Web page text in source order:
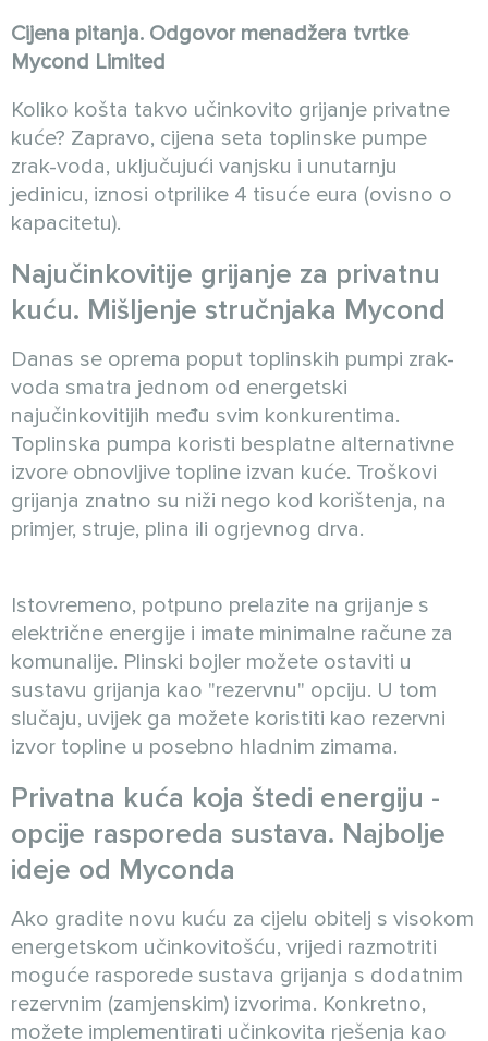
Cijena pitanja. Odgovor menadžera tvrtke
Mycond Limited
Koliko košta takvo učinkovito grijanje privatne
kuće? Zapravo, cijena seta toplinske pumpe
zrak-voda, uključujući vanjsku i unutarnju
jedinicu, iznosi otprilike 4 tisuće eura (ovisno o
kapacitetu).
Najučinkovitije grijanje za privatnu
kuću. Mišljenje stručnjaka Mycond
Danas se oprema poput toplinskih pumpi zrak-
voda smatra jednom od energetski
najučinkovitijih među svim konkurentima.
Toplinska pumpa koristi besplatne alternativne
izvore obnovljive topline izvan kuće. Troškovi
grijanja znatno su niži nego kod korištenja, na
primjer, struje, plina ili ogrjevnog drva.
Istovremeno, potpuno prelazite na grijanje s
električne energije i imate minimalne račune za
komunalije. Plinski bojler možete ostaviti u
sustavu grijanja kao "rezervnu" opciju. U tom
slučaju, uvijek ga možete koristiti kao rezervni
izvor topline u posebno hladnim zimama.
Privatna kuća koja štedi energiju -
opcije rasporeda sustava. Najbolje
ideje od Myconda
Ako gradite novu kuću za cijelu obitelj s visokom
energetskom učinkovitošću, vrijedi razmotriti
moguće rasporede sustava grijanja s dodatnim
rezervnim (zamjenskim) izvorima. Konkretno,
možete implementirati učinkovita rješenja kao